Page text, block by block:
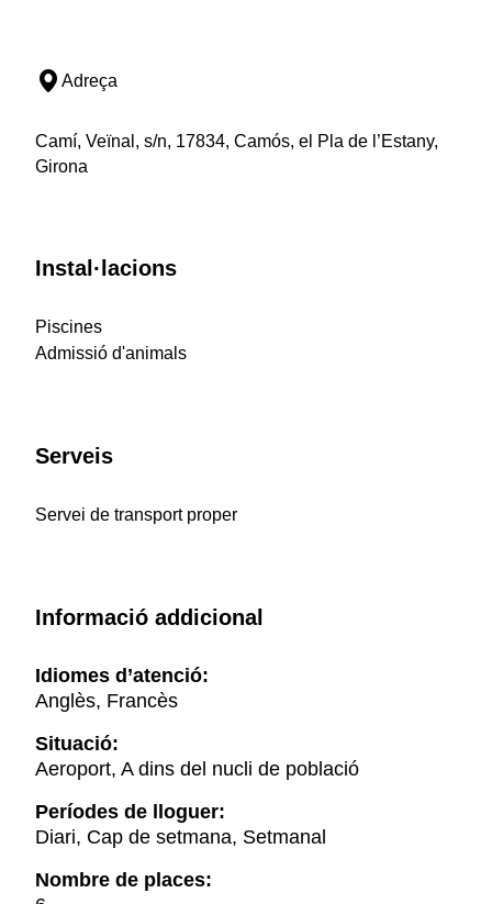
Adreça
Camí, Veïnal, s/n, 17834, Camós, el Pla de l’Estany,
Girona
Instal·lacions
Piscines
Admissió d'animals
Serveis
Servei de transport proper
Informació addicional
Idiomes d’atenció:
Anglès, Francès
Situació:
Aeroport, A dins del nucli de població
Períodes de lloguer:
Diari, Cap de setmana, Setmanal
Nombre de places: